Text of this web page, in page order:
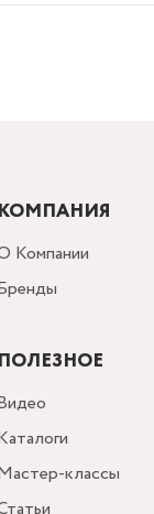
КОМПАНИЯ
Компании
ПОЛЕЗНОЕ
классы